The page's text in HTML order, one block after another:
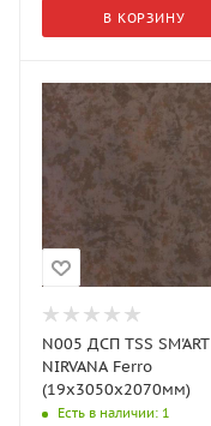
В КОРЗИНУ
N005 ДСП TSS SM'ART
NIRVANA Ferro
(19x3050x2070мм)
Есть в наличии: 1